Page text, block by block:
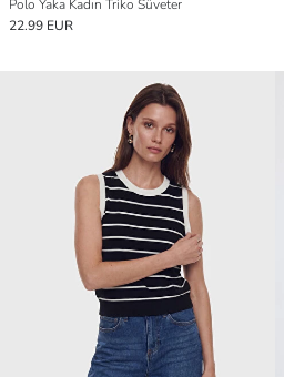
Polo Yaka Kadın Triko Süveter
22.99 EUR